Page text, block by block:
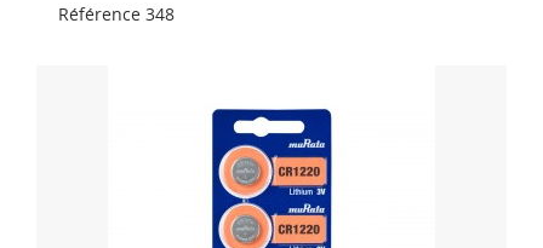
Référence 348